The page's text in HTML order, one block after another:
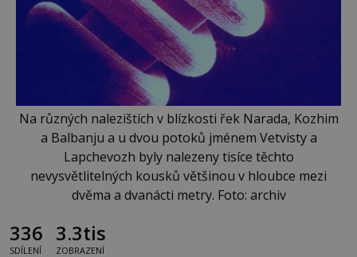
Na různých nalezištích v blízkosti řek Narada, Kozhim
a Balbanju a u dvou potoků jménem Vetvisty a
Lapchevozh byly nalezeny tisíce těchto
nevysvětlitelných kousků většinou v hloubce mezi
dvěma a dvanácti metry. Foto: archiv
336
SDÍLENÍ
3.3tis
ZOBRAZENÍ